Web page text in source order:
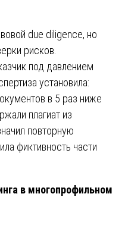
due diligence, но
рисков.
под давлением
установила:
в 5 раз ниже
плагиат из
повторную
фиктивность части
в многопрофильном